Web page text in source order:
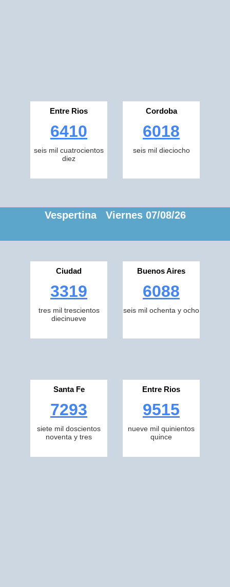
Entre Rios
6410
seis mil cuatrocientos
diez
Cordoba
6018
seis mil dieciocho
Vespertina Viernes 07/08/26
Ciudad
3319
tres mil trescientos
diecinueve
Buenos Aires
6088
seis mil ochenta y ocho
Santa Fe
7293
siete mil doscientos
noventa y tres
Entre Rios
9515
nueve mil quinientos
quince